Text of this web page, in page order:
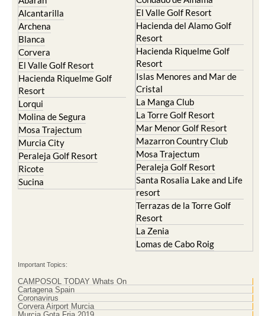
Abanilla
Abaran
Alcantarilla
Archena
Blanca
Corvera
El Valle Golf Resort
Hacienda Riquelme Golf
Resort
Lorqui
Molina de Segura
Mosa Trajectum
Murcia City
Peraleja Golf Resort
Ricote
Camposol
Condado de Alhama
El Valle Golf Resort
Hacienda del Alamo Golf
Resort
Hacienda Riquelme Golf
Resort
Islas Menores and Mar de
Cristal
La Manga Club
La Torre Golf Resort
Mar Menor Golf Resort
Mazarron Country Club
Mosa Trajectum
Peraleja Golf Resort
Santa Rosalia Lake and Life
resort
Terrazas de la Torre Golf
Resort
La Zenia
Important Topics:
CAMPOSOL TODAY Whats On
Cartagena Spain